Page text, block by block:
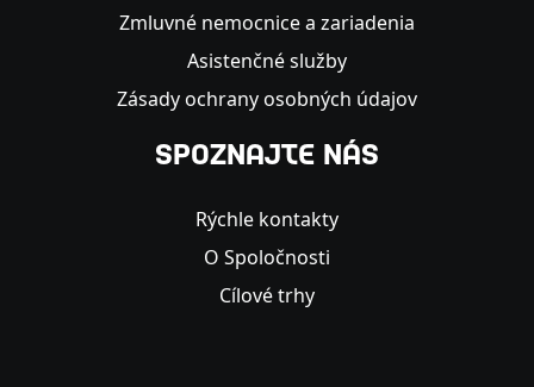
Zmluvné nemocnice a zariadenia
Asistenčné služby
Zásady ochrany osobných údajov
SPOZNAJTE NÁS
Rýchle kontakty
O Spoločnosti
Cílové trhy